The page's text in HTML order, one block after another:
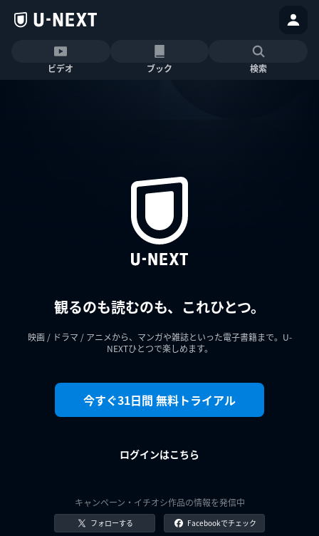
ビデオ ブック 検索
観るのも読むのも、これひとつ。
映画 / ドラマ / アニメから、マンガや雑誌といった電子書籍まで。U-
NEXTひとつで楽しめます。
今すぐ31日間 無料トライアル
ログインはこちら
キャンペーン・イチオシ作品の情報を発信中
フォローする Facebookでチェック